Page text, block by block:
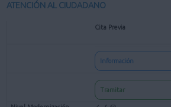
ATENCIÓN AL CIUDADANO
Cita Previa
Información
Tramitar